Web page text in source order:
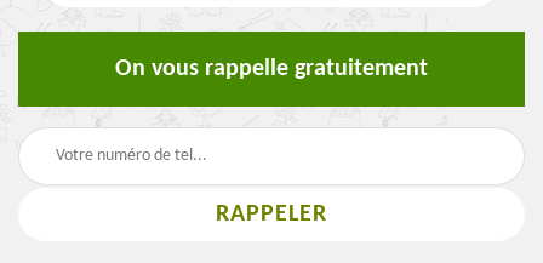
On vous rappelle gratuitement